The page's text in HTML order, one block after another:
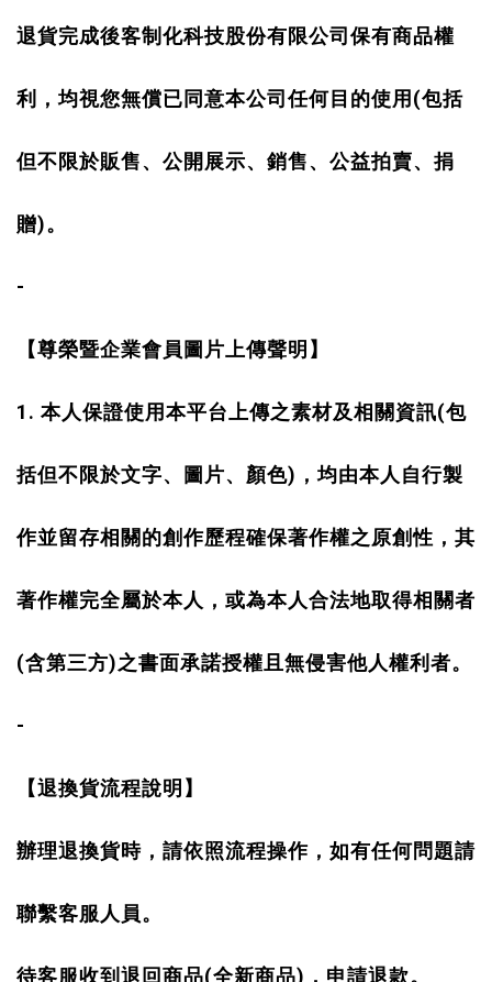
退貨完成後客制化科技股份有限公司保有商品權
利，均視您無償已同意本公司任何目的使用 (包括
但不限於販售、公開展示、銷售、公益拍賣、捐
贈)。
-
【尊榮暨企業會員圖片上傳聲明】
1. 本人保證使用本平台上傳之素材及相關資訊(包
括但不限於文字、圖片、顏色) ，均由本人自行製
作並留存相關的創作歷程確保著作權之原創性，其
著作權完全屬於本人，或為本人合法地取得相關者
(含第三方)之書面承諾授權且無侵害他人權利者。
-
【退換貨流程說明】
辦理退換貨時，請依照流程操作，如有任何問題請
聯繫客服人員。
待客服收到退回商品(全新商品) ，申請退款。